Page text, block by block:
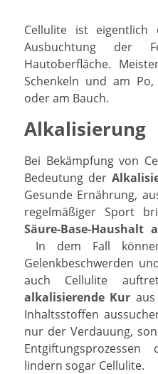
Cellulite ist eigentlich
Ausbuchtung der
Hautoberfläche.
Schenkeln und am
oder am Bauch.
Alkalisierung
Bei Bekämpfung von
Bedeutung der
Gesunde Ernährung,
regelmäßiger Sport
Säure-Base-Haushalt
In dem Fall können
Gelenkbeschwerden
auch Cellulite
alkalisierende Kur
Inhaltsstoffen
nur der Verdauung,
lindern sogar Cellulite.